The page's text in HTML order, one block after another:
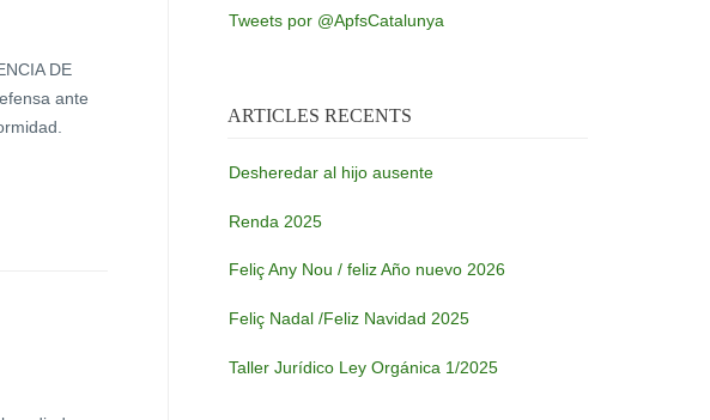
DE
ante
Tweets por @ApfsCatalunya
ARTICLES RECENTS
Desheredar al hijo ausente
Renda 2025
Feliç Any Nou / feliz Año nuevo 2026
Feliç Nadal /Feliz Navidad 2025
Taller Jurídico Ley Orgánica 1/2025